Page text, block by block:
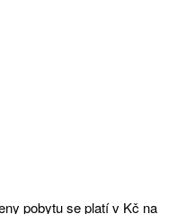
pobytu se platí v Kč na